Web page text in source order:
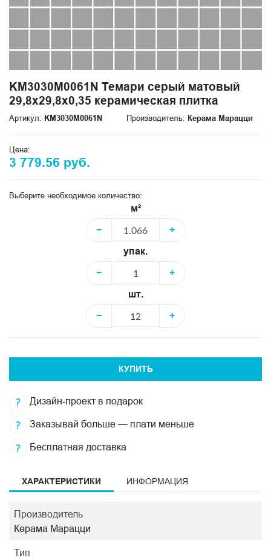
KM3030M0061N Темари серый матовый
29,8x29,8x0,35 керамическая плитка
Артикул: KM3030M0061N Производитель: Керама Марацци
Цена:
3 779.56 руб.
Выберите необходимое количество:
м²
−
+
упак.
−
+
шт.
−
+
КУПИТЬ
Дизайн-проект в подарок
Заказывай больше — плати меньше
Бесплатная доставка
ХАРАКТЕРИСТИКИ ИНФОРМАЦИЯ
Производитель
Керама Марацци
Тип